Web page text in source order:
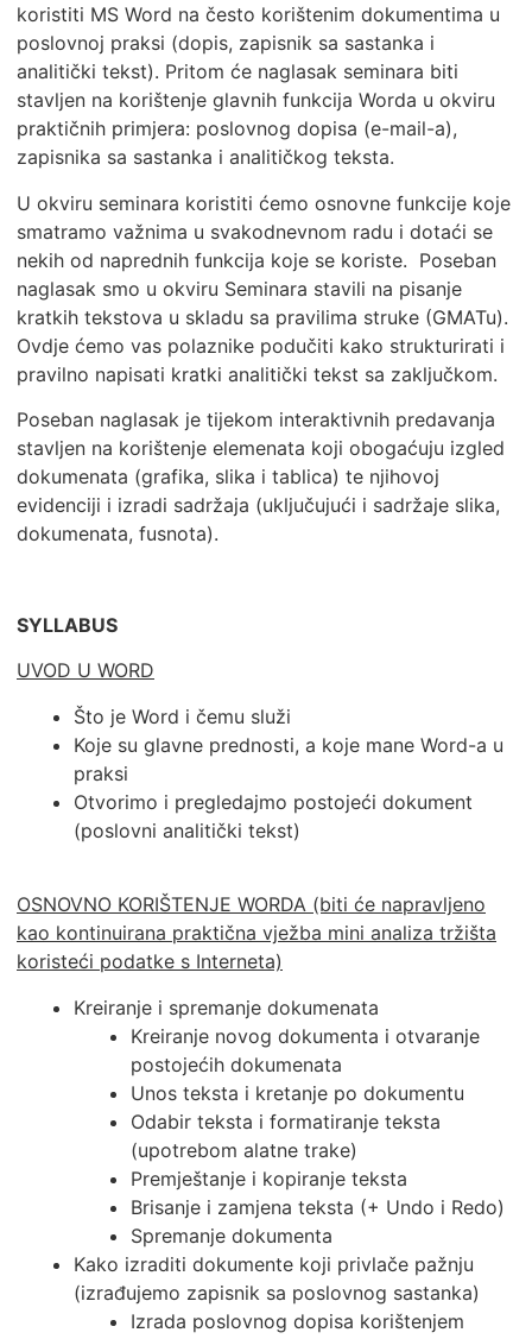
koristiti MS Word na često korištenim dokumentima u
poslovnoj praksi (dopis, zapisnik sa sastanka i
analitički tekst). Pritom će naglasak seminara biti
stavljen na korištenje glavnih funkcija Worda u okviru
praktičnih primjera: poslovnog dopisa (e-mail-a),
zapisnika sa sastanka i analitičkog teksta.
U okviru seminara koristiti ćemo osnovne funkcije koje
smatramo važnima u svakodnevnom radu i dotaći se
nekih od naprednih funkcija koje se koriste. Poseban
naglasak smo u okviru Seminara stavili na pisanje
kratkih tekstova u skladu sa pravilima struke (GMATu).
Ovdje ćemo vas polaznike podučiti kako strukturirati i
pravilno napisati kratki analitički tekst sa zaključkom.
Poseban naglasak je tijekom interaktivnih predavanja
stavljen na korištenje elemenata koji obogaćuju izgled
dokumenata (grafika, slika i tablica) te njihovoj
evidenciji i izradi sadržaja (uključujući i sadržaje slika,
dokumenata, fusnota).
SYLLABUS
UVOD U WORD
Što je Word i čemu služi
Koje su glavne prednosti, a koje mane Word-a u
praksi
Otvorimo i pregledajmo postojeći dokument
(poslovni analitički tekst)
OSNOVNO KORIŠTENJE WORDA (biti će napravljeno
kao kontinuirana praktična vježba mini analiza tržišta
koristeći podatke s Interneta)
Kreiranje i spremanje dokumenata
Kreiranje novog dokumenta i otvaranje
postojećih dokumenata
Unos teksta i kretanje po dokumentu
Odabir teksta i formatiranje teksta
(upotrebom alatne trake)
Premještanje i kopiranje teksta
Brisanje i zamjena teksta (+ Undo i Redo)
Spremanje dokumenta
Kako izraditi dokumente koji privlače pažnju
(izrađujemo zapisnik sa poslovnog sastanka)
Izrada poslovnog dopisa korištenjem